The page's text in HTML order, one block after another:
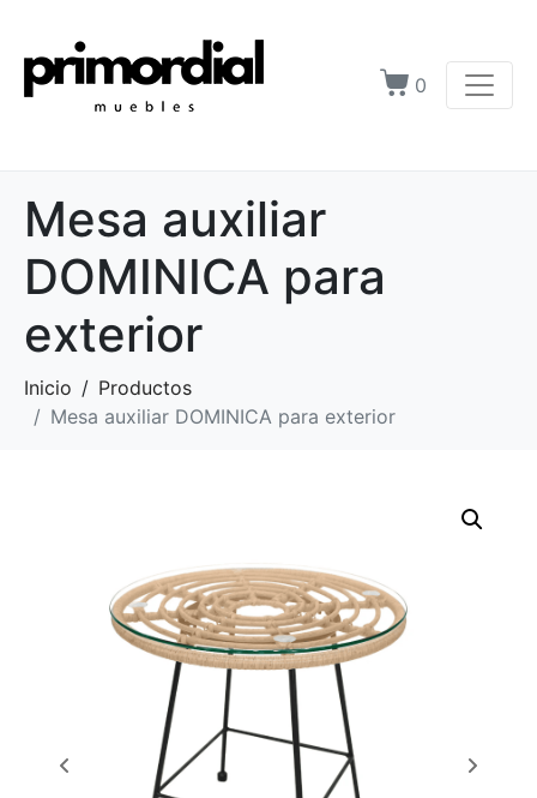
0
Mesa auxiliar
DOMINICA para
exterior
Inicio
Productos
Mesa auxiliar DOMINICA para exterior